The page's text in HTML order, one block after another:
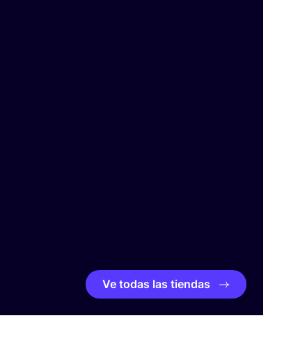
Ve todas las tiendas